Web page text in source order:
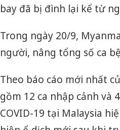
bay đã bị đình lại kể từ
Trong ngày 20/9,
người, nâng tổng số ca
Theo báo cáo mới nhất
gồm 12 ca nhập cảnh và
COVID-19 tại Malaysia